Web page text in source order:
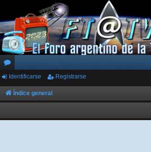
or
os
Identificarse Registrarse
Índice general